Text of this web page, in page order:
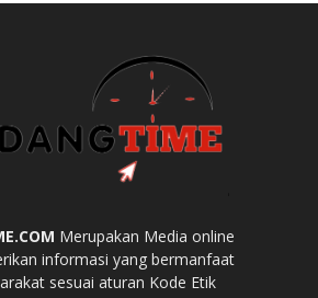
Merupakan Media online
informasi yang bermanfaat
sesuai aturan Kode Etik